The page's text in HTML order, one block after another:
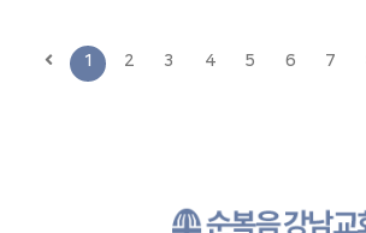
1 2 3 4 5 6 7